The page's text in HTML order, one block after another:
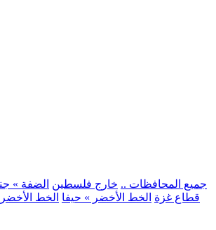
.. جميع المحافظات .. خارج فلسطين الضفة »
قطاع غزة الخط الأخضر » حيفا الخط